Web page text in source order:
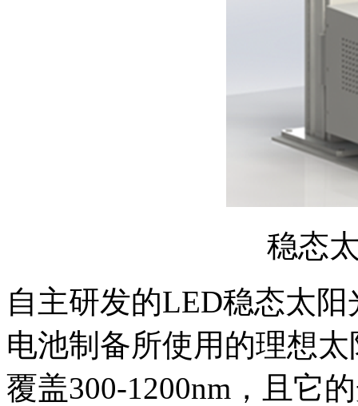
稳态
自主研发的LED稳态太
电池制备所使用的理想
覆盖300-1200nm，且它